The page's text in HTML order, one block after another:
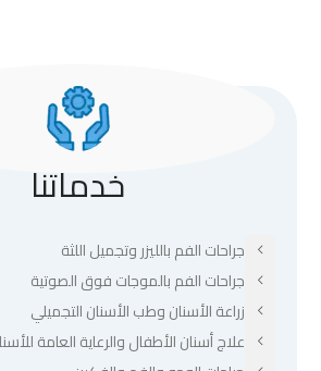
خدماتنا
جراحات الفم بالليزر وتجميل اللثة
جراحات الفم بالموجات فوق الصوتية
زراعة الأسنان وطب الأسنان التجميلي
علاج أسنان الأطفال والرعاية العامة